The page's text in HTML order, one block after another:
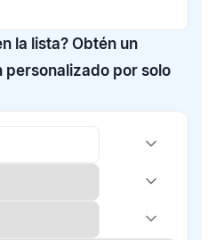
la lista? Obtén un
personalizado por solo